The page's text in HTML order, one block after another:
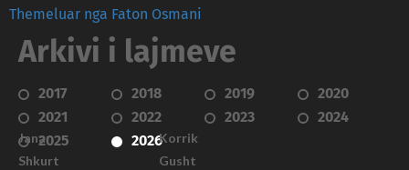
Themeluar nga Faton Osmani
Arkivi i lajmeve
2017 2018 2019
2020
2021
2022 2023
2024
2025
2026
Janar
Shkurt
Korrik
Gusht